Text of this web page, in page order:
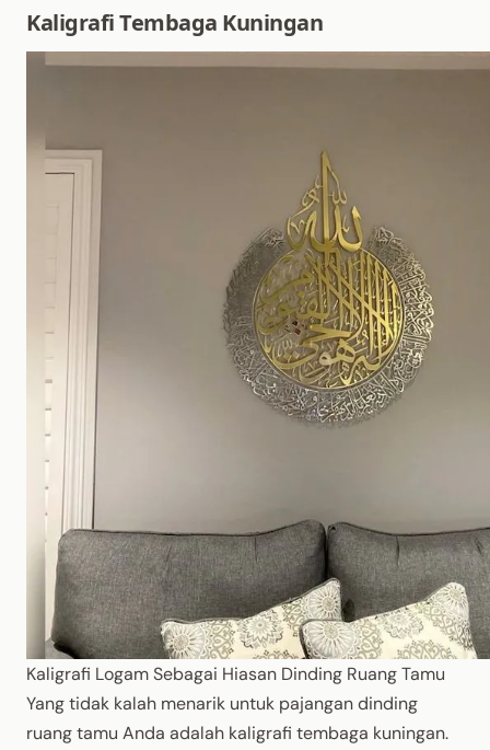
Kaligrafi Tembaga Kuningan
Kaligrafi Logam Sebagai Hiasan Dinding Ruang Tamu
Yang tidak kalah menarik untuk pajangan dinding
ruang tamu Anda adalah kaligrafi tembaga kuningan.